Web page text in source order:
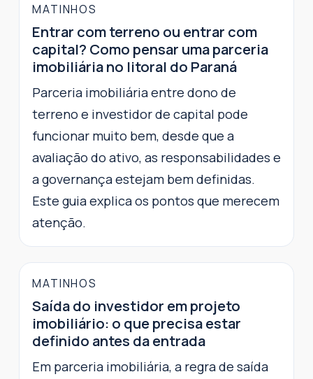
MATINHOS
Entrar com terreno ou entrar com
capital? Como pensar uma parceria
imobiliária no litoral do Paraná
Parceria imobiliária entre dono de
terreno e investidor de capital pode
funcionar muito bem, desde que a
avaliação do ativo, as responsabilidades e
a governança estejam bem definidas.
Este guia explica os pontos que merecem
atenção.
MATINHOS
Saída do investidor em projeto
imobiliário: o que precisa estar
definido antes da entrada
Em parceria imobiliária, a regra de saída